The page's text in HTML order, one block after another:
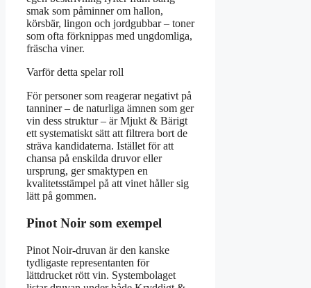
smak som påminner om hallon,
körsbär, lingon och jordgubbar – toner
som ofta förknippas med ungdomliga,
fräscha viner.
Varför detta spelar roll
För personer som reagerar negativt på
tanniner – de naturliga ämnen som ger
vin dess struktur – är Mjukt & Bärigt
ett systematiskt sätt att filtrera bort de
sträva kandidaterna. Istället för att
chansa på enskilda druvor eller
ursprung, ger smaktypen en
kvalitetsstämpel på att vinet håller sig
lätt på gommen.
Pinot Noir som exempel
Pinot Noir-druvan är den kanske
tydligaste representanten för
lättdrucket rött vin. Systembolaget